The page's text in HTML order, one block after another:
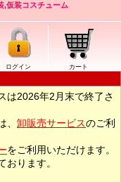
,仮装コスチューム
ログイン カート
は2026年2月末で終了さ
卸販売サービスのご利
をご利用いただけます。
ります。